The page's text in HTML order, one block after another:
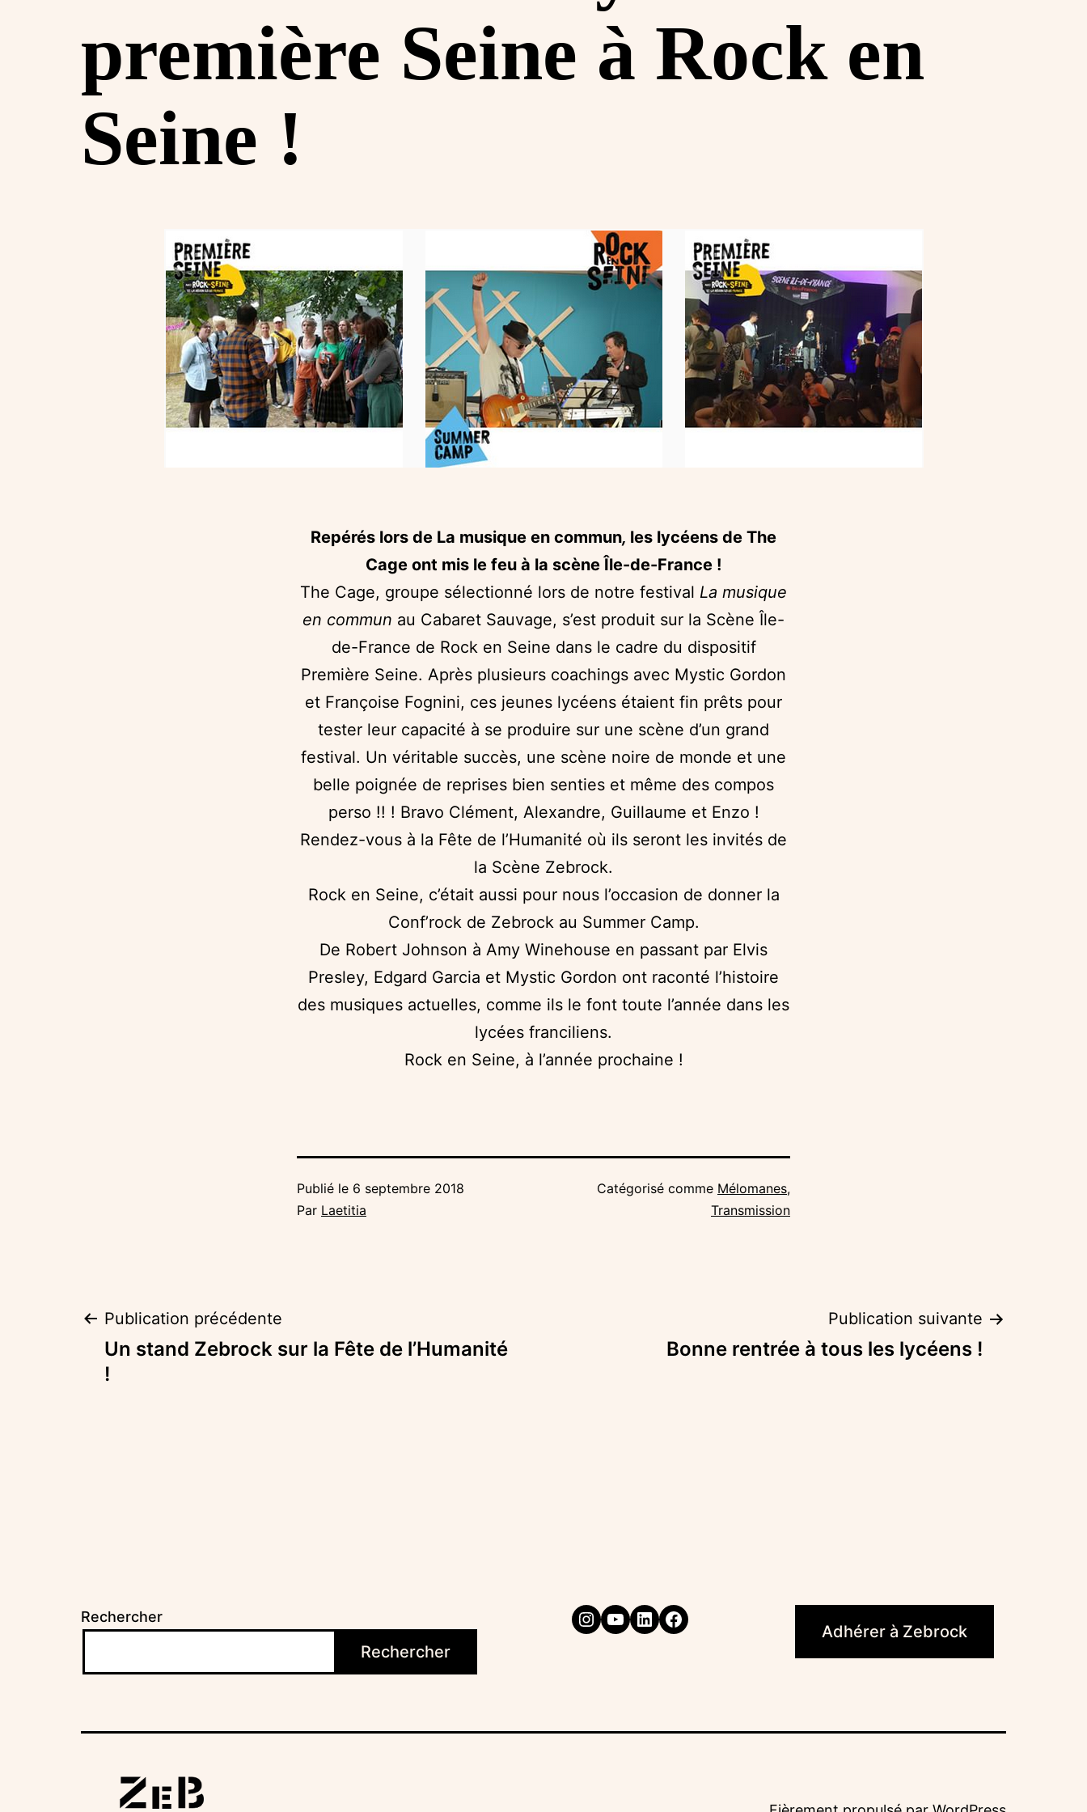
première Seine à Rock en
Seine !
Repérés lors de La musique en commun, les lycéens de The
Cage ont mis le feu à la scène Île-de-France !
The Cage, groupe sélectionné lors de notre festival La musique
en commun au Cabaret Sauvage, s’est produit sur la Scène Île-
de-France de Rock en Seine dans le cadre du dispositif
Première Seine. Après plusieurs coachings avec Mystic Gordon
et Françoise Fognini, ces jeunes lycéens étaient fin prêts pour
tester leur capacité à se produire sur une scène d’un grand
festival. Un véritable succès, une scène noire de monde et une
belle poignée de reprises bien senties et même des compos
perso !! ! Bravo Clément, Alexandre, Guillaume et Enzo !
Rendez-vous à la Fête de l’Humanité où ils seront les invités de
la Scène Zebrock.
Rock en Seine, c’était aussi pour nous l’occasion de donner la
Conf’rock de Zebrock au Summer Camp.
De Robert Johnson à Amy Winehouse en passant par Elvis
Presley, Edgard Garcia et Mystic Gordon ont raconté l’histoire
des musiques actuelles, comme ils le font toute l’année dans les
lycées franciliens.
Rock en Seine, à l’année prochaine !
Publié le 6 septembre 2018
Par Laetitia
Catégorisé comme Mélomanes,
Transmission
Navigation
de
Publication précédente
Un stand Zebrock sur la Fête de l’Humanité
!
Publication suivante
Bonne rentrée à tous les lycéens !
Rechercher
Rechercher
Instagram
YouTube
LinkedIn
Facebook
Adhérer à Zebrock